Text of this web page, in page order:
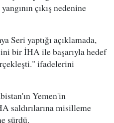
çıkış nedenine
Seri yaptığı açıklamada,
bir İHA ile başarıyla hedef
ifadelerini
Yemen'in
saldırılarına misilleme
sürdü.